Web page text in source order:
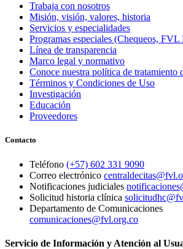
Trabaja con nosotros
Misión, visión, valores, historia
Servicios y especialidades
Programas especiales (Chequeos, FVL
Línea de transparencia
Marco legal y normativo
Conoce nuestra política de tratamiento
Términos y Condiciones de Uso
Investigación
Educación
Proveedores
Contacto
Teléfono (+57) 602 331 9090
Correo electrónico
Notificaciones judiciales
Solicitud historia clínica
Departamento de Comunicaciones
comunicaciones@fvl.org.co
Servicio de Información y Atención al